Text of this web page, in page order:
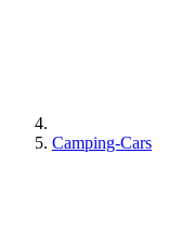
Camping-Cars